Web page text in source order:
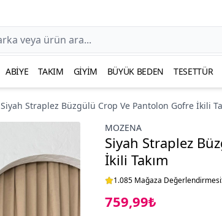
ABIYE TAKIM GIYIM BÜYÜK BEDEN TESETTÜR
Siyah Straplez Büzgülü Crop Ve Pantolon Gofre İkili
MOZENA
Siyah Straplez
İkili Takım
1.085 Mağaza Değerlendirmesi
759,99₺